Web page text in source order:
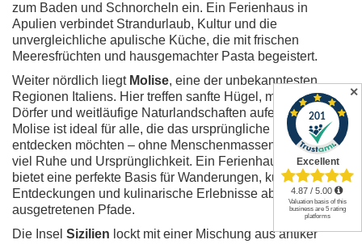
zum Baden und Schnorcheln ein. Ein Ferienhaus in
Apulien verbindet Strandurlaub, Kultur und die
unvergleichliche apulische Küche, die mit frischen
Meeresfrüchten und hausgemachter Pasta begeistert.
Weiter nördlich liegt Molise, eine der unbekanntesten
Regionen Italiens. Hier treffen sanfte Hügel, mittelalterliche
Dörfer und weitläufige Naturlandschaften aufeinander.
Molise ist ideal für alle, die das ursprüngliche Italien
entdecken möchten – ohne Menschenmassen, dafür mit
viel Ruhe und Ursprünglichkeit. Ein Ferienhaus in Molise
bietet eine perfekte Basis für Wanderungen, kulturelle
Entdeckungen und kulinarische Erlebnisse abseits der
ausgetretenen Pfade.
Die Insel Sizilien lockt mit einer Mischung aus antiker
✕